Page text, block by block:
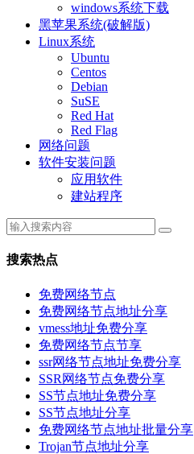
windows系统下载
黑苹果系统(破解版)
Linux系统
Ubuntu
Centos
Debian
SuSE
Red Hat
Red Flag
网络问题
软件安装问题
应用软件
建站程序
搜索热点
免费网络节点
免费网络节点地址分享
vmess地址免费分享
免费网络节点节享
ssr网络节点地址免费分享
SSR网络节点免费分享
SS节点地址免费分享
SS节点地址分享
免费网络节点地址批量分享
Trojan节点地址分享